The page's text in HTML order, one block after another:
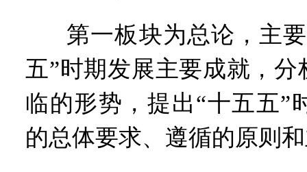
第一板块为总论，主
五”时期发展主要成就，分
临的形势，提出“十五五”
的总体要求、遵循的原则